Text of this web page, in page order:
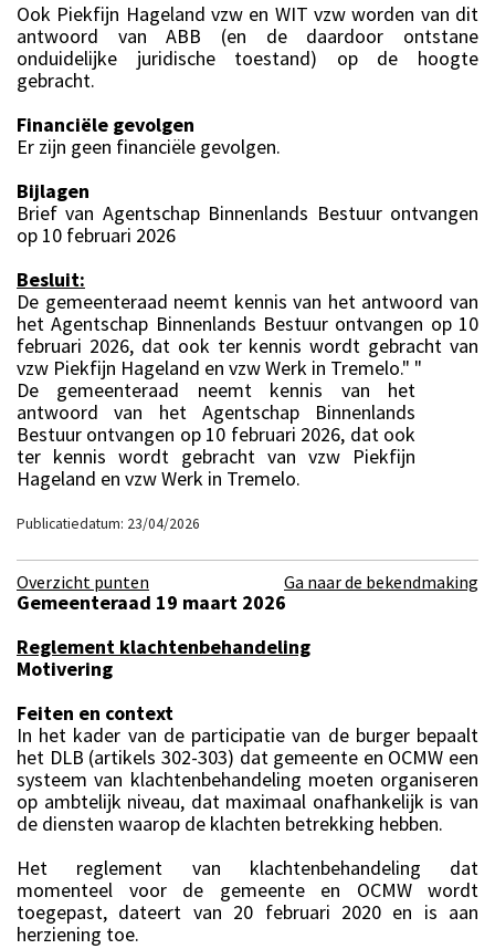
Ook Piekfijn Hageland vzw en WIT vzw worden van dit
antwoord van ABB (en de daardoor ontstane
onduidelijke juridische toestand) op de hoogte
gebracht.
Financiële gevolgen
Er zijn geen financiële gevolgen.
Bijlagen
Brief van Agentschap Binnenlands Bestuur ontvangen
op 10 februari 2026
Besluit:
De gemeenteraad neemt kennis van het antwoord van
het Agentschap Binnenlands Bestuur ontvangen op 10
februari 2026, dat ook ter kennis wordt gebracht van
vzw Piekfijn Hageland en vzw Werk in Tremelo." "
De gemeenteraad neemt kennis van het
antwoord van het Agentschap Binnenlands
Bestuur ontvangen op 10 februari 2026, dat ook
ter kennis wordt gebracht van vzw Piekfijn
Hageland en vzw Werk in Tremelo.
Publicatiedatum: 23/04/2026
Overzicht punten Ga naar de bekendmaking
Gemeenteraad 19 maart 2026
Reglement klachtenbehandeling
Motivering
Feiten en context
In het kader van de participatie van de burger bepaalt
het DLB (artikels 302-303) dat gemeente en OCMW een
systeem van klachtenbehandeling moeten organiseren
op ambtelijk niveau, dat maximaal onafhankelijk is van
de diensten waarop de klachten betrekking hebben.
Het reglement van klachtenbehandeling dat
momenteel voor de gemeente en OCMW wordt
toegepast, dateert van 20 februari 2020 en is aan
herziening toe.